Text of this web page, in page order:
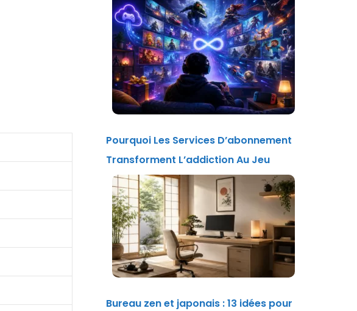
Pourquoi Les Services D’abonnement
Transforment L’addiction Au Jeu
Bureau zen et japonais : 13 idées pour